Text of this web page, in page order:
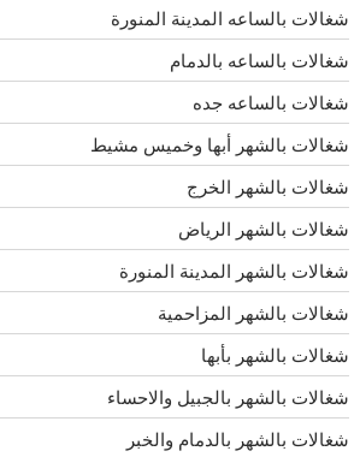
شغالات بالساعه المدينة المنورة
شغالات بالساعه بالدمام
شغالات بالساعه جده
شغالات بالشهر أبها وخميس مشيط
شغالات بالشهر الخرج
شغالات بالشهر الرياض
شغالات بالشهر المدينة المنورة
شغالات بالشهر المزاحمية
شغالات بالشهر بأبها
شغالات بالشهر بالجبيل والاحساء
شغالات بالشهر بالدمام والخبر